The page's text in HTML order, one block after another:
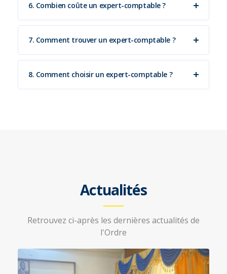
6. Combien coûte un expert-comptable ?
7. Comment trouver un expert-comptable ?
8. Comment choisir un expert-comptable ?
Actualités
Retrouvez ci-après les dernières actualités de
l'Ordre